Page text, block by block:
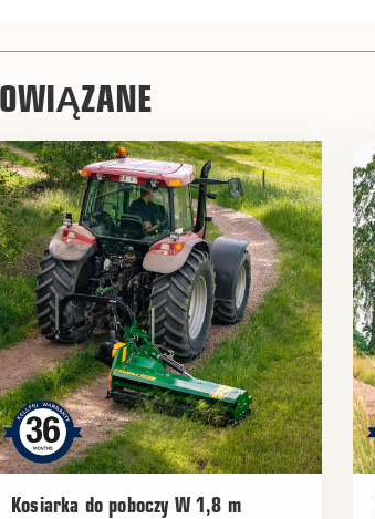
Kosiarka do poboczy W 1,8 m